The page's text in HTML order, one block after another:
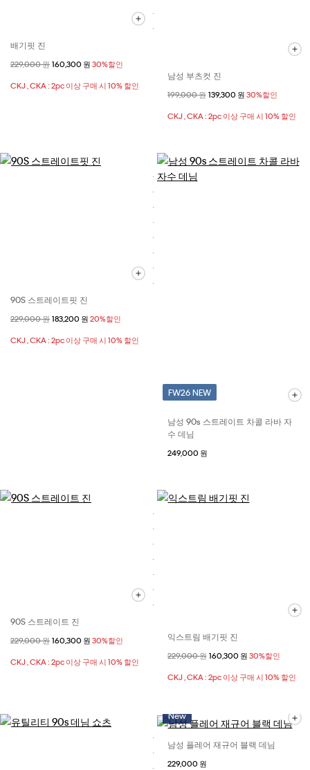
배기핏 진
할인 전 가격
229,000 원 할인된 가격
160,300 원 30%할인
CKJ , CKA : 2pc 이상 구매 시 10% 할인
남성 부츠컷 진
할인 전 가격
199,000 원할인된 가격
139,300 원 30%할인
CKJ , CKA : 2pc 이상 구매 시 10% 할인
90S 스트레이트핏 진
할인 전 가격
229,000 원 할인된 가격
183,200 원 20%할인
CKJ , CKA : 2pc 이상 구매 시 10% 할인
FW26 NEW
남성 90s 스트레이트 차콜 라바 자
수 데님
249,000 원
90S 스트레이트 진
할인 전 가격
229,000 원 할인된 가격
160,300 원 30%할인
CKJ , CKA : 2pc 이상 구매 시 10% 할인
익스트림 배기핏 진
할인 전 가격
229,000 원할인된 가격
160,300 원 30%할인
CKJ , CKA : 2pc 이상 구매 시 10% 할인
New
남성 플레어 재규어 블랙 데님
229,000 원